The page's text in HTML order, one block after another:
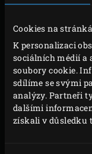
Cookies na
K personalizaci
sociálních médií a
soubory cookie.
sdílíme se svými
analýzy. Partneři
dalšími
získali v důsledku
Dužinu
Kůru z
Všechny
chuti se solí
Šalotku na
Papričky
stopky a
pánvi